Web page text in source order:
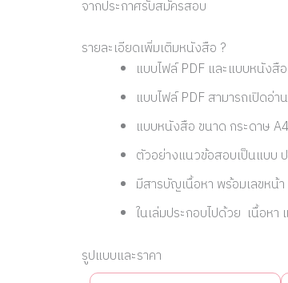
จากประกาศรับสมัครสอบ
รายละเอียดเพิ่มเติมหนังสือ ?
แบบไฟล์ PDF และแบบหนังสื
แบบไฟล์ PDF สามารถเปิดอ่
แบบหนังสือ ขนาด กระดาษ
ตัวอย่างแนวข้อสอบเป็นแบบ
มีสารบัญเนื้อหา พร้อมเลขหน้า
ในเล่มประกอบไปด้วย เนื้อห
รูปแบบและราคา